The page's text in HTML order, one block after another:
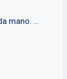
mano. ...